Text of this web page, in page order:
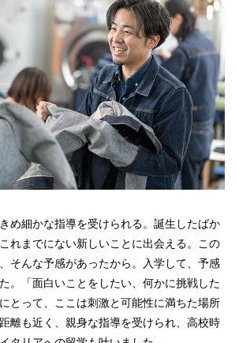
め細かな指導を受けられる。誕生したばか
れまでにない新しいことに出会える。この
そんな予感があったから。入学して、予感
。「面白いことをしたい、何かに挑戦した
とって、ここは刺激と可能性に満ちた場所
離も近く、親身な指導を受けられ、高校時